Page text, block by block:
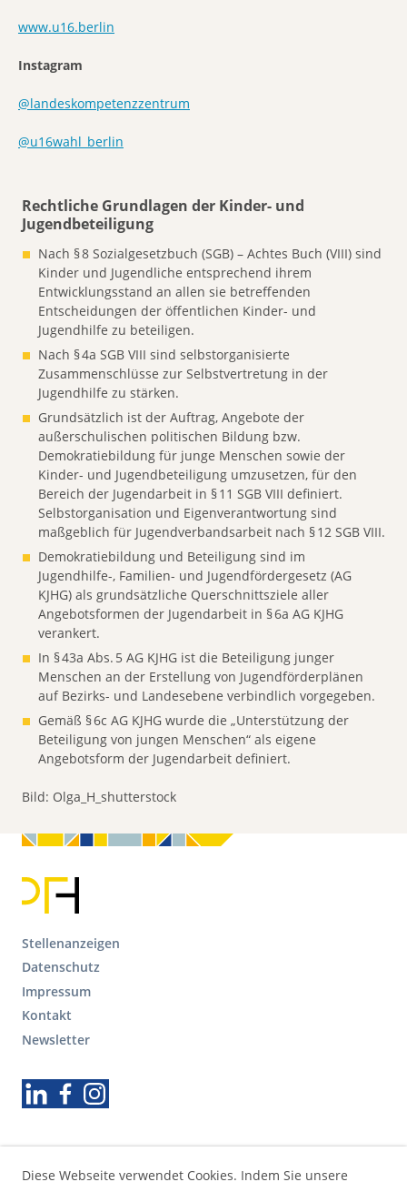
Diese Webseite verwendet Cookies. Indem Sie unsere
www.u16.berlin
Instagram
@landeskompetenzzentrum
@u16wahl_berlin
Rechtliche Grundlagen der Kinder- und
Jugendbeteiligung
Nach § 8 Sozialgesetzbuch (SGB) – Achtes Buch (VIII) sind
Kinder und Jugendliche entsprechend ihrem
Entwicklungsstand an allen sie betreffenden
Entscheidungen der öffentlichen Kinder- und
Jugendhilfe zu beteiligen.
Nach § 4a SGB VIII sind selbstorganisierte
Zusammenschlüsse zur Selbstvertretung in der
Jugendhilfe zu stärken.
Grundsätzlich ist der Auftrag, Angebote der
außerschulischen politischen Bildung bzw.
Demokratiebildung für junge Menschen sowie der
Kinder- und Jugendbeteiligung umzusetzen, für den
Bereich der Jugendarbeit in § 11 SGB VIII definiert.
Selbstorganisation und Eigenverantwortung sind
maßgeblich für Jugendverbandsarbeit nach § 12 SGB VIII.
Demokratiebildung und Beteiligung sind im
Jugendhilfe-, Familien- und Jugendfördergesetz (AG
KJHG) als grundsätzliche Querschnittsziele aller
Angebotsformen der Jugendarbeit in § 6a AG KJHG
verankert.
In § 43a Abs. 5 AG KJHG ist die Beteiligung junger
Menschen an der Erstellung von Jugendförderplänen
auf Bezirks- und Landesebene verbindlich vorgegeben.
Gemäß § 6c AG KJHG wurde die „Unterstützung der
Beteiligung von jungen Menschen“ als eigene
Angebotsform der Jugendarbeit definiert.
Bild: Olga_H_shutterstock
F
o
o
t
e
r
e
k
ä
Stellenanzeigen
Datenschutz
Impressum
Kontakt
Newsletter
Folgen Sie uns